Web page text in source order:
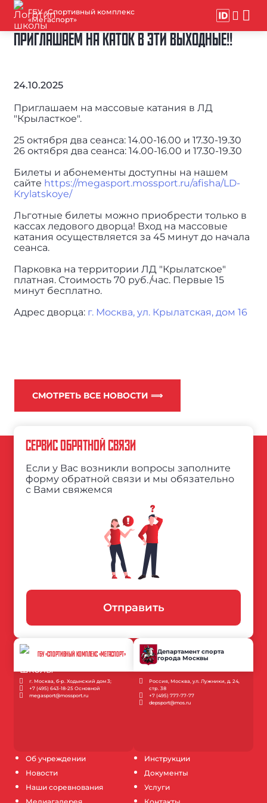
ГБУ «Спортивный комплекс
«Мегаспорт»
ПРИГЛАШАЕМ НА КАТОК В ЭТИ ВЫХОДНЫЕ!!
24.10.2025
Приглашаем на массовые катания в ЛД
"Крыласткое".
25 октября два сеанса: 14.00-16.00 и 17.30-19.30
26 октября два сеанса: 14.00-16.00 и 17.30-19.30
Билеты и абонементы доступны на нашем
сайте https://megasport.mossport.ru/afisha/LD-
Krylatskoye/
Льготные билеты можно приобрести только в
кассах ледового дворца! Вход на массовые
катания осуществляется за 45 минут до начала
сеанса.
Парковка на территории ЛД "Крылатское"
платная. Стоимость 70 руб./час. Первые 15
минут бесплатно.
Адрес дворца: г. Москва, ул. Крылатская, дом 16
СМОТРЕТЬ ВСЕ НОВОСТИ ⟹
Об учреждении
Новости
Наши соревнования
Инструкции
Документы
Услуги
СЕРВИС ОБРАТНОЙ СВЯЗИ
Если у Вас возникли вопросы заполните
форму обратной связи и мы обязательно
с Вами свяжемся
Отправить
ГБУ «СПОРТИВНЫЙ КОМПЛЕКС «МЕГАСПОРТ»
г. Москва, б-р. Ходынский дом 3;
+7 (495) 643-18-25 Основной
megasport@mossport.ru
Департамент спорта
города Москвы
Россия, Москва, ул. Лужники, д. 24,
стр. 38
+7 (495) 777-77-77
depsport@mos.ru